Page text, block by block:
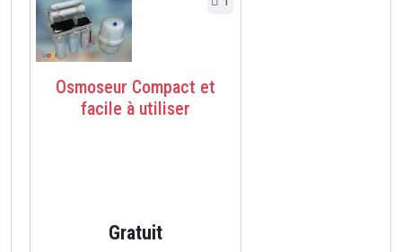
Osmoseur Compact et
facile à utiliser
Gratuit